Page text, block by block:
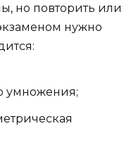
но повторить или
нужно
умножения;